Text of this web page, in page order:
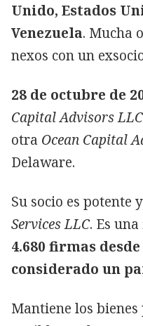
Unido, Estados
Venezuela. Mucha
nexos con un
28 de octubre de
Capital Advisors LLC
otra Ocean Capital
Delaware.
Su socio es potente
Services LLC. Es
4.680 firmas
considerado un
Mantiene los